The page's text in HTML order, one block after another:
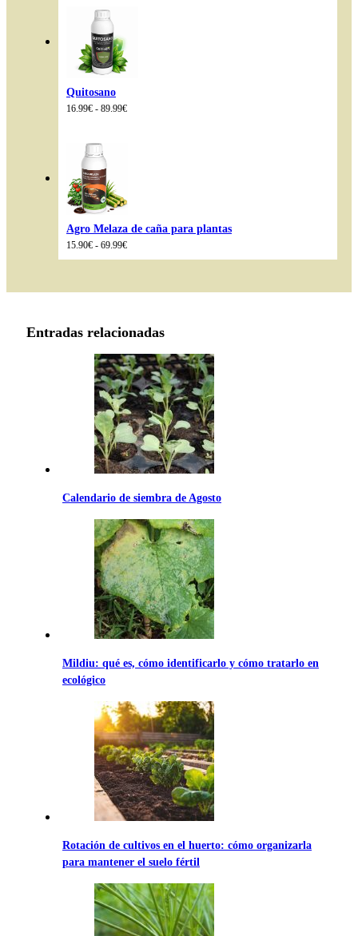
Quitosano
16.99€ - 89.99€Rango
Agro Melaza de caña para plantas
15.90€ - 69.99€Rango
15.90€
Entradas relacionadas
Calendario de siembra de Agosto
Mildiu: qué es, cómo identificarlo y cómo tratarlo en
ecológico
Rotación de cultivos en el huerto: cómo organizarla
para mantener el suelo fértil